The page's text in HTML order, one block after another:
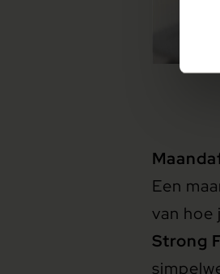
Een
van hoe
Strong